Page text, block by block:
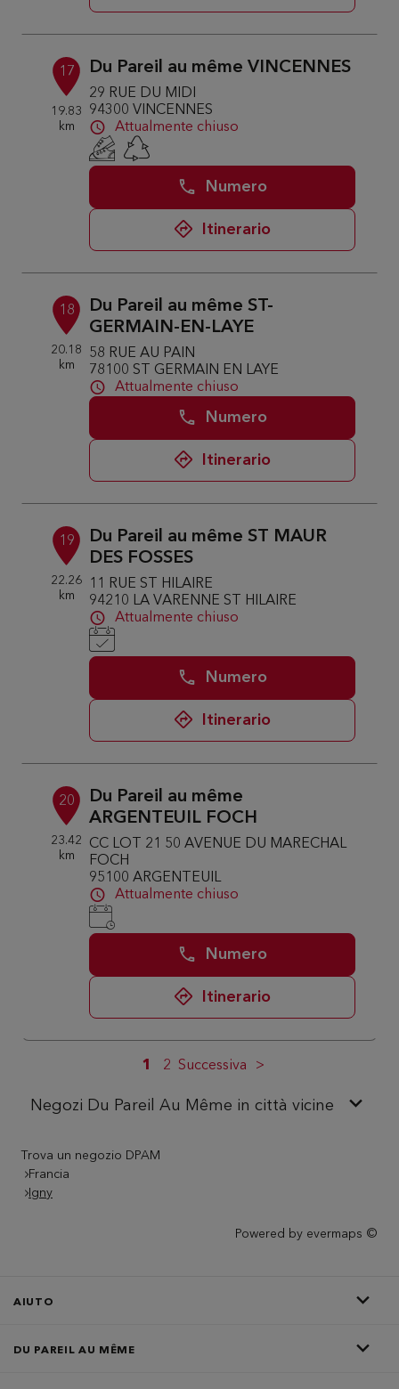
17
19.83
km
Du Pareil au même VINCENNES
29 RUE DU MIDI
94300 VINCENNES
Attualmente chiuso
Numero
Itinerario
18
20.18
km
Du Pareil au même ST-
GERMAIN-EN-LAYE
58 RUE AU PAIN
78100 ST GERMAIN EN LAYE
Attualmente chiuso
Numero
Itinerario
19
22.26
km
Du Pareil au même ST MAUR
DES FOSSES
11 RUE ST HILAIRE
94210 LA VARENNE ST HILAIRE
Attualmente chiuso
Numero
Itinerario
20
23.42
km
Du Pareil au même
ARGENTEUIL FOCH
CC LOT 21 50 AVENUE DU MARECHAL
FOCH
95100 ARGENTEUIL
Attualmente chiuso
Numero
Itinerario
1 2 Successiva
Negozi Du Pareil Au Même in città vicine
Trova un negozio DPAM
Francia
Igny
Powered by evermaps ©
AIUTO
DU PAREIL AU MÊME